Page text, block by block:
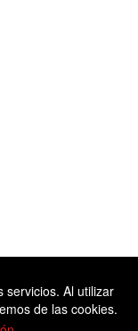
servicios. Al utilizar
de las cookies.